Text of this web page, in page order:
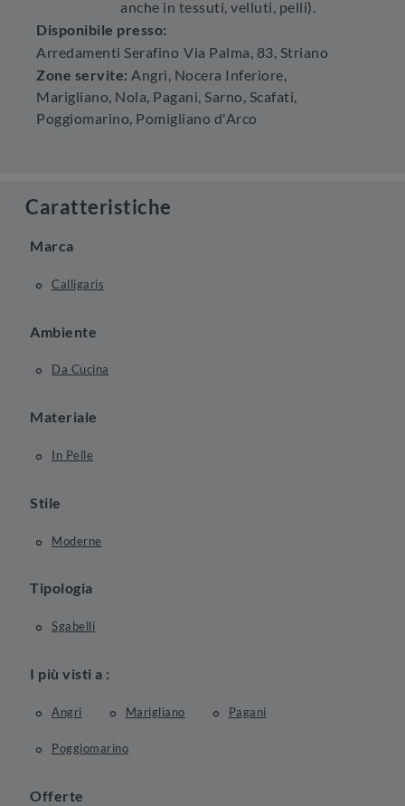
anche in tessuti, velluti, pelli).
Disponibile presso:
Arredamenti Serafino Via Palma, 83, Striano
Zone servite: Angri, Nocera Inferiore,
Marigliano, Nola, Pagani, Sarno, Scafati,
Poggiomarino, Pomigliano d'Arco
Caratteristiche
Marca
Calligaris
Ambiente
Da Cucina
Materiale
In Pelle
Stile
Moderne
Tipologia
Sgabelli
I più visti a :
Angri Marigliano Pagani
Poggiomarino
Offerte